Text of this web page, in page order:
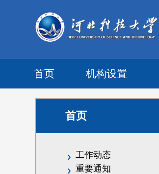
首页 机构设置
首页
工作动态
重要通知